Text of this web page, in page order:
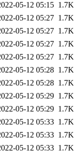
05-12 05:15 1.7K
05-12 05:27 1.7K
05-12 05:27 1.7K
05-12 05:27 1.7K
05-12 05:27 1.7K
05-12 05:28 1.7K
05-12 05:28 1.7K
05-12 05:29 1.7K
05-12 05:29 1.7K
05-12 05:33 1.7K
05-12 05:33 1.7K
05-12 05:33 1.7K